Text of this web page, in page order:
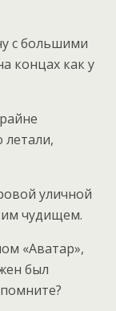
с большими
концах как у
летали,
уличной
чудищем.
«Аватар»,
был